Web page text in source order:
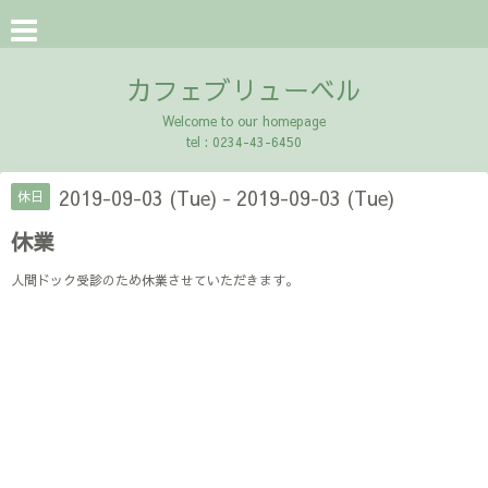
カフェブリューベル
Welcome to our homepage
tel : 0234-43-6450
休日 2019-09-03 (Tue) - 2019-09-03 (Tue)
休業
人間ドック受診のため休業させていただきます。